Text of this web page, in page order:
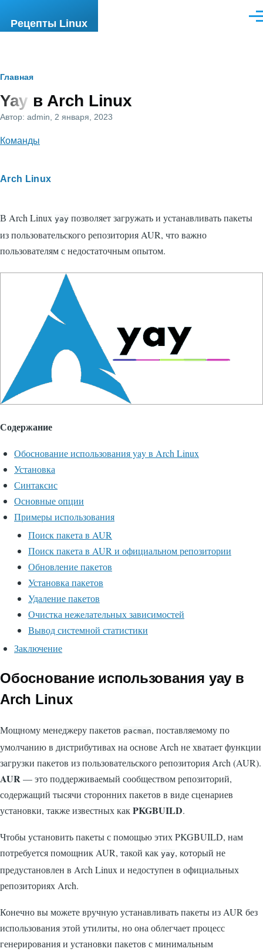
Рецепты Linux
Строка
навигации
Главная
Yay в Arch Linux
Автор: admin , 2 января, 2023
Команды
Arch Linux
В Arch Linux yay позволяет загружать и устанавливать пакеты
из пользовательского репозитория AUR, что важно
пользователям с недостаточным опытом.
Содержание
Обоснование использования yay в Arch Linux
Установка
Синтаксис
Основные опции
Примеры использования
Поиск пакета в AUR
Поиск пакета в AUR и официальном репозитории
Обновление пакетов
Установка пакетов
Удаление пакетов
Очистка нежелательных зависимостей
Вывод системной статистики
Заключение
Обоснование использования yay в
Arch Linux
Мощному менеджеру пакетов pacman, поставляемому по
умолчанию в дистрибутивах на основе Arch не хватает функции
загрузки пакетов из пользовательского репозитория Arch (AUR).
AUR— это поддерживаемый сообществом репозиторий,
содержащий тысячи сторонних пакетов в виде сценариев
установки, также известных какPKGBUILD.
Чтобы установить пакеты с помощью этих PKGBUILD, нам
потребуется помощник AUR, такой как yay, который не
предустановлен в Arch Linux и недоступен в официальных
репозиториях Arch.
Конечно вы можете вручную устанавливать пакеты из AUR без
использования этой утилиты, но она облегчает процесс
генерирования и установки пакетов с минимальным